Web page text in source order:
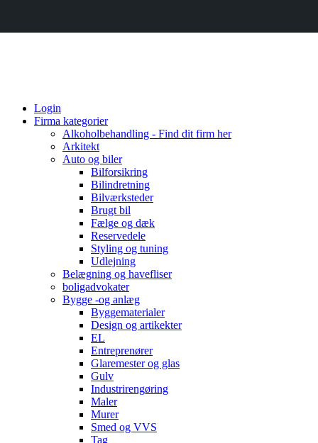
Login
Firma kategorier
Alkoholbehandling - Find dit firm her
Arkitekt
Auto og biler
Bilforsikring
Bilindretning
Bilværksteder
Brugt bil
Fælge og dæk
Reservedele
Styling og tuning
Udlejning
Belægning og havefliser
boligadvokater
Bygge -og anlæg
Byggematerialer
Design og artikekter
EL
Entreprenører
Glaremester og glas
Gulv
Industrirengøring
Maler
Murer
Smed og VVS
Tag